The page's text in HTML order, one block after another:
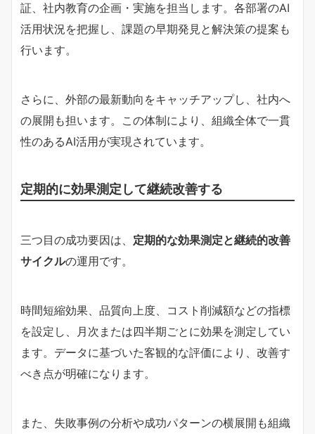
証、社内教育の企画・実施を担当します。各部署のAI
活用状況を把握し、課題の早期発見と解決策の提案も
行います。
さらに、外部の最新動向をキャッチアップし、社内へ
の展開も担います。この体制により、組織全体で一貫
性のあるAI活用が実現されています。
定期的に効果測定して継続改善する
三つ目の成功要因は、 定期的な効果測定と継続的改善
サイクルの運用です。
時間短縮効果、品質向上度、コスト削減額などの指標
を設定し、月次または四半期ごとに効果を測定してい
ます。データに基づいた客観的な評価により、改善す
べき点が明確になります。
また、失敗事例の分析や成功パターンの横展開も組織